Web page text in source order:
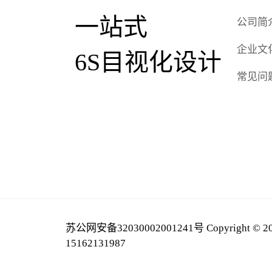
一站式
6S目视化设计
公司简
企业文
常见问
苏公网安备32030002001241号 Copyright ©
15162131987